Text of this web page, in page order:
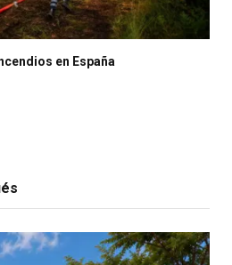
en España